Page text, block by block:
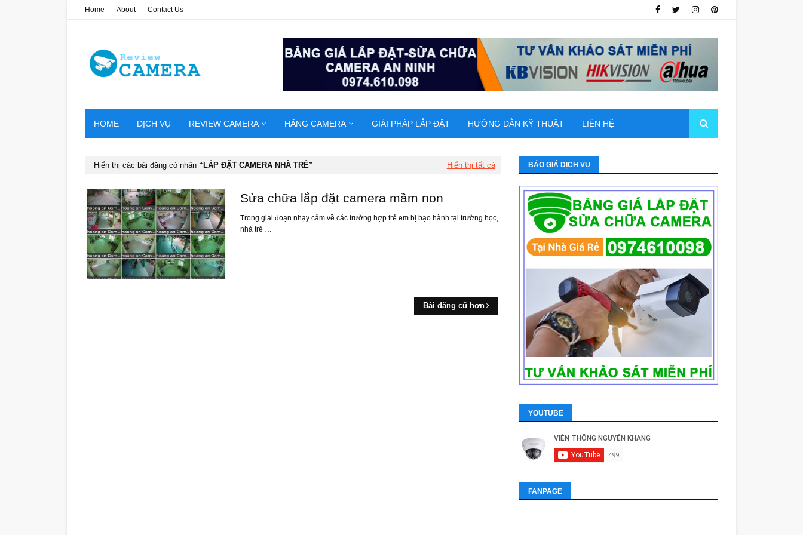
Home About Contact Us
HOME DỊCH VỤ REVIEW CAMERA HÃNG CAMERA GIẢI PHÁP LẮP ĐẶT HƯỚNG DẪN KỸ THUẬT LIÊN HỆ
Hiển thị các bài đăng có nhãn LẮP ĐẶT CAMERA NHÀ TRẺ Hiển thị tất cả
Sửa chữa lắp đặt camera mầm non
Trong giai đoạn nhạy cảm về các trường hợp trẻ em bị bạo hành tại trường học,
nhà trẻ …
Bài đăng cũ hơn
BÁO GIÁ DỊCH VỤ
YOUTUBE
FANPAGE